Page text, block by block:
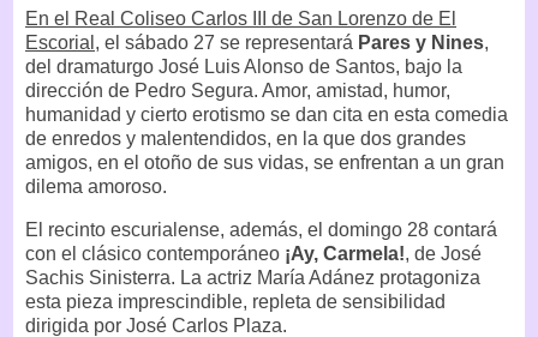
En el Real Coliseo Carlos III de San Lorenzo de El
Escorial, el sábado 27 se representará Pares y Nines,
del dramaturgo José Luis Alonso de Santos, bajo la
dirección de Pedro Segura. Amor, amistad, humor,
humanidad y cierto erotismo se dan cita en esta comedia
de enredos y malentendidos, en la que dos grandes
amigos, en el otoño de sus vidas, se enfrentan a un gran
dilema amoroso.
El recinto escurialense, además, el domingo 28 contará
con el clásico contemporáneo ¡Ay, Carmela!, de José
Sachis Sinisterra. La actriz María Adánez protagoniza
esta pieza imprescindible, repleta de sensibilidad
dirigida por José Carlos Plaza.